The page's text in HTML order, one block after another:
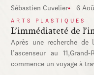
Sébastien Cuvelier 6
ARTS PLASTIQUES
L’immédiateté de
Après une recherche de
l’ascenseur au
commence un voyage à